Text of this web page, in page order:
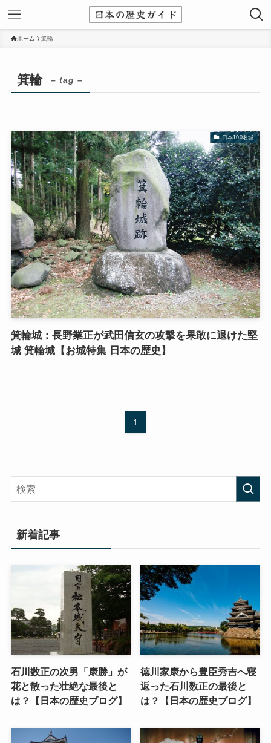
ホーム 箕輪
箕輪 – tag –
日本100名城
箕輪城：長野業正が武田信玄の攻撃を果敢に退けた堅
城 箕輪城【お城特集 日本の歴史】
1
新着記事
石川数正の次男「康勝」が
花と散った壮絶な最後と
は？【日本の歴史ブログ】
徳川家康から豊臣秀吉へ寝
返った石川数正の最後と
は？【日本の歴史ブログ】